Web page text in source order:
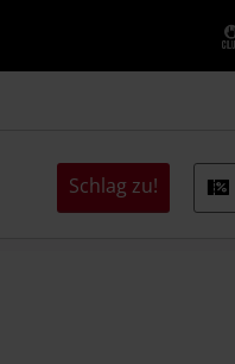
Schlag zu!